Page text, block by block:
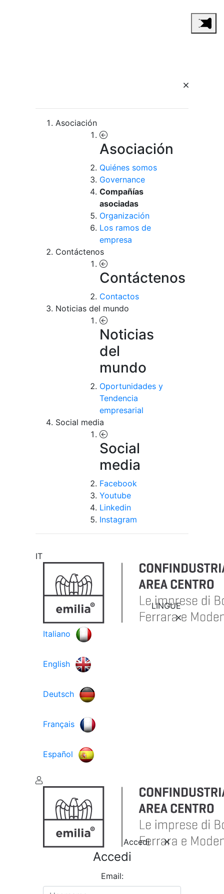
Asociación
Asociación
Quiénes somos
Governance
Compañías
asociadas
Organización
Los ramos de
empresa
Contáctenos
Contáctenos
Contactos
Noticias del mundo
Noticias
del
mundo
Oportunidades y
Tendencia
empresarial
Social media
Social
media
Facebook
Youtube
Linkedin
Instagram
IT
LINGUE
Italiano
English
Deutsch
Français
Español
Accedi
Accedi
Email: